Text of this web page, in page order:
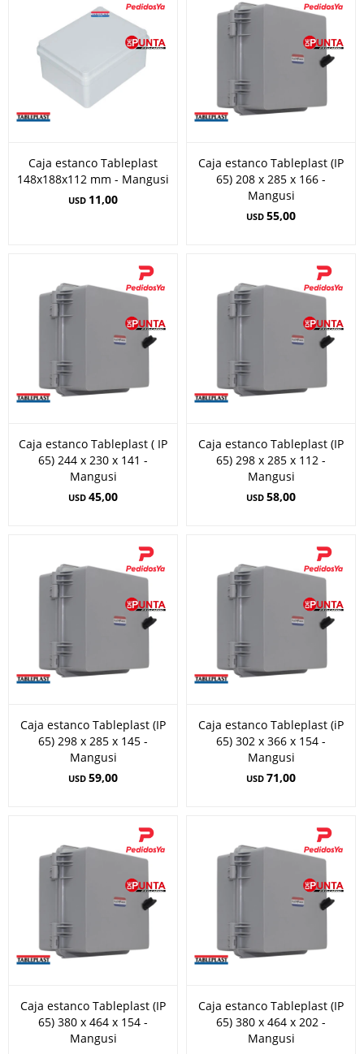
Caja estanco Tableplast
148x188x112 mm - Mangusi
USD 11,00
Caja estanco Tableplast (IP
65) 208 x 285 x 166 -
Mangusi
USD 55,00
Caja estanco Tableplast ( IP
65) 244 x 230 x 141 -
Mangusi
USD 45,00
Caja estanco Tableplast (IP
65) 298 x 285 x 112 -
Mangusi
USD 58,00
Caja estanco Tableplast (IP
65) 298 x 285 x 145 -
Mangusi
USD 59,00
Caja estanco Tableplast (iP
65) 302 x 366 x 154 -
Mangusi
USD 71,00
Caja estanco Tableplast (IP
65) 380 x 464 x 154 -
Mangusi
Caja estanco Tableplast (IP
65) 380 x 464 x 202 -
Mangusi